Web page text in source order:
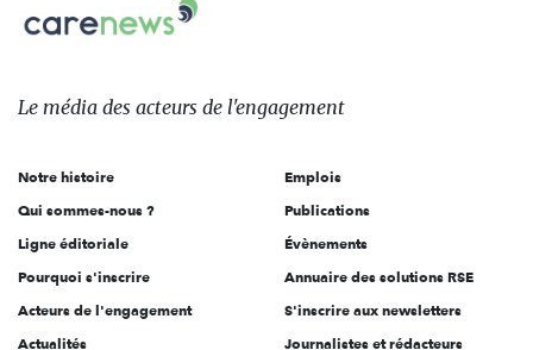
sur:
Carenews,
Le
des
l'engagement
Le média des acteurs de l'engagement
Notre histoire
Qui sommes-nous ?
Ligne éditoriale
Pourquoi s'inscrire
Acteurs de l'engagement
Actualités
Emplois
Publications
Évènements
Annuaire des solutions RSE
S'inscrire aux newsletters
Journalistes et rédacteurs